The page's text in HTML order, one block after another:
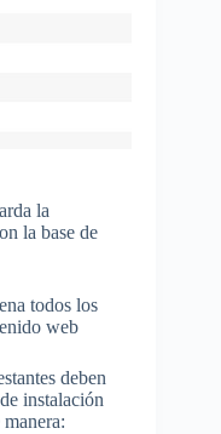
la
la base de
todos los
web
deben
instalación